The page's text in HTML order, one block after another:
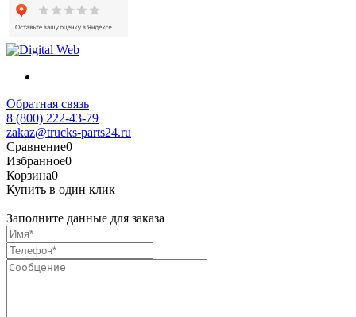
Обратная связь
8 (800) 222-43-79
zakaz@trucks-parts24.ru
Сравнение0
Избранное0
Корзина0
Купить в один клик
Заполните данные для заказа